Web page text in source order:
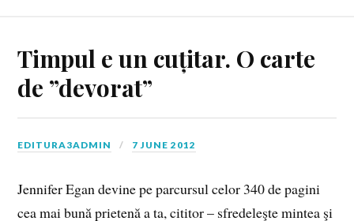
Timpul e un cuțitar. O carte
de ”devorat”
EDITURA3ADMIN 7 JUNE 2012
Jennifer Egan devine pe parcursul celor 340 de pagini
cea mai bună prietenă a ta, cititor – sfredeleşte mintea şi